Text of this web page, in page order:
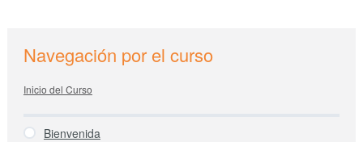
Sidebar
Navegación por el curso
Inicio del Curso
Bienvenida